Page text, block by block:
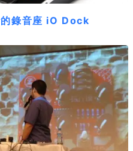
錄音座 iO Dock